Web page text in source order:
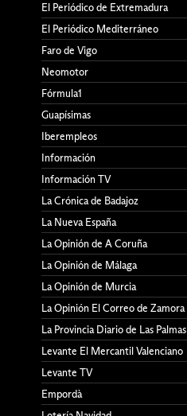
El Periódico de Extremadura
El Periódico Mediterráneo
Faro de Vigo
Neomotor
Fórmula1
Guapísimas
Iberempleos
Información
Información TV
La Crónica de Badajoz
La Nueva España
La Opinión de A Coruña
La Opinión de Málaga
La Opinión de Murcia
La Opinión El Correo de Zamora
La Provincia Diario de Las Palmas
Levante El Mercantil Valenciano
Levante TV
Empordà